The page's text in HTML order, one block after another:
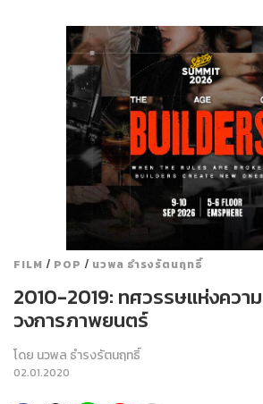
FILM / POP / นวพล ธำรงรัตนฤทธิ์
2010-2019: ทศวรรษแห่งควา
วงการภาพยนตร์
โดย นวพล ธำรงรัตนฤทธิ์
02.01.2020